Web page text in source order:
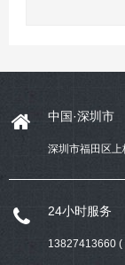
中国·深圳市
深圳市福田区
24小时服务
13827413660 (